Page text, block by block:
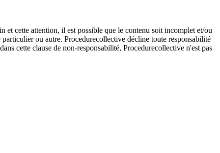
et cette attention, il est possible que le contenu soit incomplet et/ou
ou autre. Procedurecollective décline toute responsabilité
cette clause de non-responsabilité, Procedurecollective n'est pas